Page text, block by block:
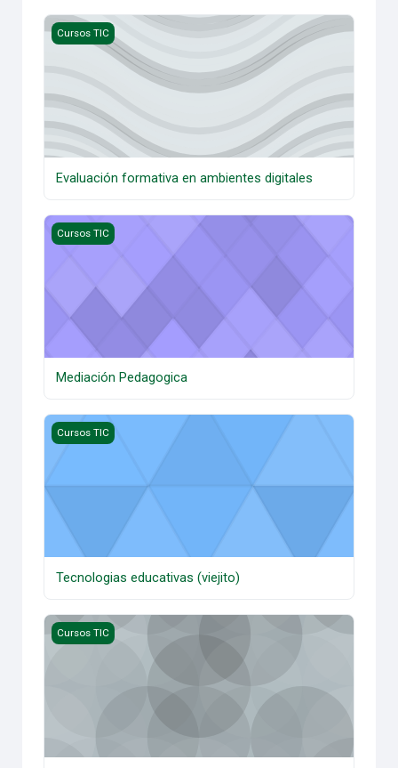
Evaluación formativa en ambientes digitales
Cursos TIC
Evaluación formativa en ambientes digitales
Mediación Pedagogica
Cursos TIC
Mediación Pedagogica
Tecnologias educativas (viejito)
Cursos TIC
Tecnologias educativas (viejito)
CI Investigación (CSeguridad)
Cursos TIC